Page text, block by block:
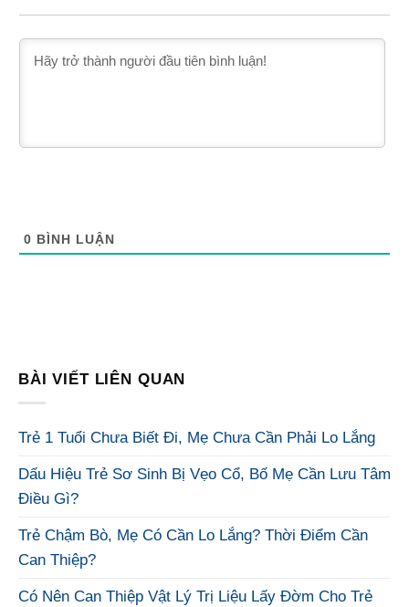
0 BÌNH LUẬN
BÀI VIẾT LIÊN QUAN
Trẻ 1 Tuổi Chưa Biết Đi, Mẹ Chưa Cần Phải Lo Lắng
Dấu Hiệu Trẻ Sơ Sinh Bị Vẹo Cổ, Bố Mẹ Cần Lưu Tâm
Điều Gì?
Trẻ Chậm Bò, Mẹ Có Cần Lo Lắng? Thời Điểm Cần
Can Thiệp?
Có Nên Can Thiệp Vật Lý Trị Liệu Lấy Đờm Cho Trẻ